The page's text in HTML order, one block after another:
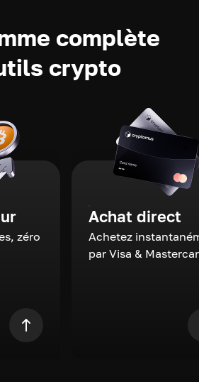
complète
crypto
zéro
Achat direct
Achetez
par Visa &